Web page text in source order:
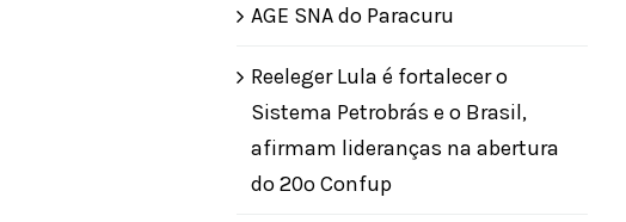
AGE SNA do Paracuru
Reeleger Lula é fortalecer o
Sistema Petrobrás e o Brasil,
afirmam lideranças na abertura
do 20º Confup